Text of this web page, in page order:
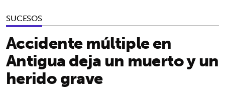
SUCESOS
Accidente múltiple en
Antigua deja un muerto y un
herido grave